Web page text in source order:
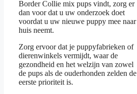
Border Collie mix pups vindt, zorg er
dan voor dat u uw onderzoek doet
voordat u uw nieuwe puppy mee naar
huis neemt.
Zorg ervoor dat je puppyfabrieken of
dierenwinkels vermijdt, waar de
gezondheid en het welzijn van zowel
de pups als de ouderhonden zelden de
eerste prioriteit is.